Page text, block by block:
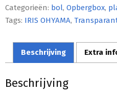
Categorieën: bol, Opbergbox,
Tags: IRIS OHYAMA,
Beschrijving Extra
Beschrijving